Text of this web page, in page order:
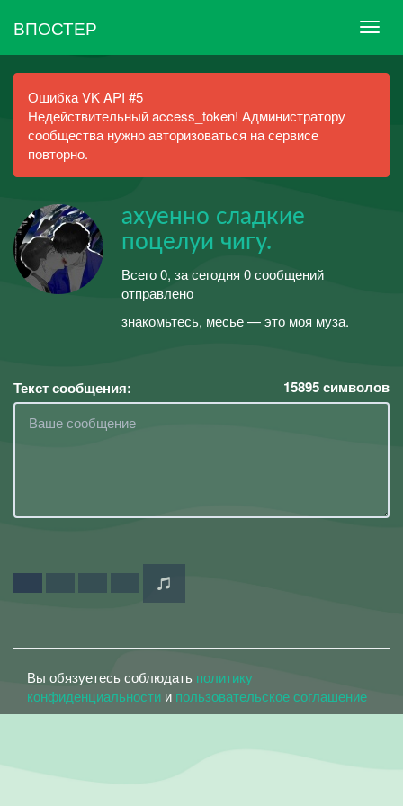
ВПОСТЕР
Ошибка VK API #5
Недействительный access_token! Администратору
сообщества нужно авторизоваться на сервисе
повторно.
ахуенно сладкие
поцелуи чигу.
Всего 0, за сегодня 0 сообщений
отправлено
знакомьтесь, месье — это моя муза.
Текст сообщения: 15895символов
Вы обязуетесь соблюдать политику
конфиденциальности и пользовательское соглашение